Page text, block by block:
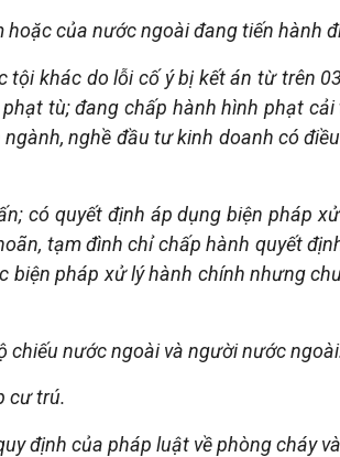
của nước ngoài đang tiến hành
tội khác do lỗi cố ý bị kết án từ trên
tù; đang chấp hành hình phạt
nghề đầu tư kinh doanh có
có quyết định áp dụng biện pháp
tạm đình chỉ chấp hành quyết
pháp xử lý hành chính nhưng
chiếu nước ngoài và người nước
cư trú.
định của pháp luật về phòng cháy